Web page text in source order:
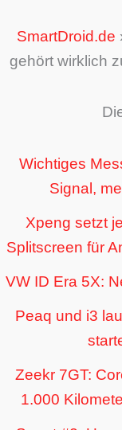
SmartDroid.de
gehört wirklich
Wichtiges
Signal,
Xpeng setzt
Splitscreen für
VW ID Era 5X:
Peaq und i3
Zeekr 7GT:
1.000